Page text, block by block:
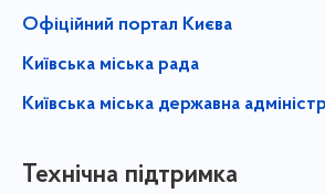
Офіційний портал Києва
Київська міська рада
Київська міська державна
Технічна підтримка